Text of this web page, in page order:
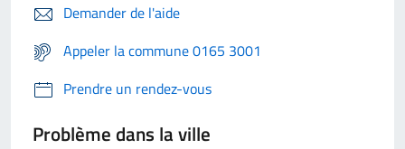
Demander de l'aide
Appeler la commune 0165 3001
Prendre un rendez-vous
Problème dans la ville